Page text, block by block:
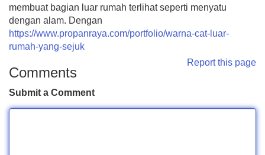
membuat bagian luar rumah terlihat seperti menyatu
dengan alam. Dengan
https://www.propanraya.com/portfolio/warna-cat-luar-
rumah-yang-sejuk
Report this page
Comments
Submit a Comment